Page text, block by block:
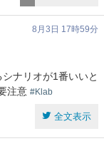
8月3日 17時59分
ナリオが1番いいと
注意 #Klab
全文表示